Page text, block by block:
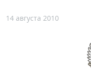
14 августа 2010